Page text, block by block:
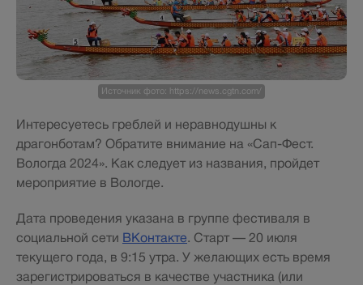
Источник фото: https://news.cgtn.com/
Интересуетесь греблей и неравнодушны к
драгонботам? Обратите внимание на «Сап-Фест.
Вологда 2024». Как следует из названия, пройдет
мероприятие в Вологде.
Дата проведения указана в группе фестиваля в
социальной сети ВКонтакте. Старт — 20 июля
текущего года, в 9:15 утра. У желающих есть время
зарегистрироваться в качестве участника (или